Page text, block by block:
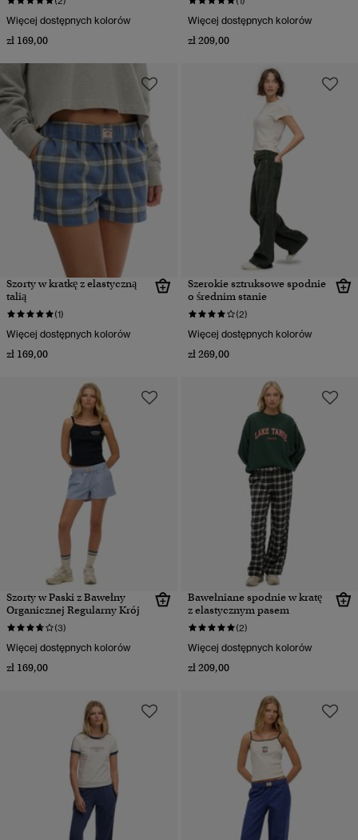
Więcej dostępnych kolorów
zł 169,00
Więcej dostępnych kolorów
zł 209,00
Szorty w kratkę z elastyczną
talią
(1)
Więcej dostępnych kolorów
zł 169,00
Szerokie sztruksowe spodnie
o średnim stanie
(2)
Więcej dostępnych kolorów
zł 269,00
Szorty w Paski z Bawełny
Organicznej Regularny Krój
(3)
Więcej dostępnych kolorów
zł 169,00
Bawełniane spodnie w kratę
z elastycznym pasem
(2)
Więcej dostępnych kolorów
zł 209,00